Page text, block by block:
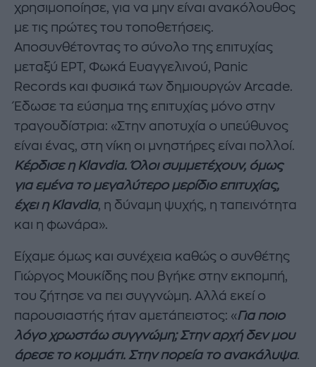
χρησιμοποίησε, για να μην είναι ανακόλουθος
με τις πρώτες του τοποθετήσεις.
Αποσυνθέτοντας το σύνολο της επιτυχίας
μεταξύ ΕΡΤ, Φωκά Ευαγγελινού, Panic
Records και φυσικά των δημιουργών Arcade.
Έδωσε τα εύσημα της επιτυχίας μόνο στην
τραγουδίστρια: «Στην αποτυχία ο υπεύθυνος
είναι ένας, στη νίκη οι μνηστήρες είναι πολλοί.
Κέρδισε η Klavdia. Όλοι συμμετέχουν, όμως
για εμένα το μεγαλύτερο μερίδιο επιτυχίας,
έχει η Klavdia, η δύναμη ψυχής, η ταπεινότητα
και η φωνάρα».
Είχαμε όμως και συνέχεια καθώς ο συνθέτης
Γιώργος Μουκίδης που βγήκε στην εκπομπή,
του ζήτησε να πει συγγνώμη. Αλλά εκεί ο
παρουσιαστής ήταν αμετάπειστος: «Για ποιο
λόγο χρωστάω συγγνώμη; Στην αρχή δεν μου
άρεσε το κομμάτι. Στην πορεία το ανακάλυψα.